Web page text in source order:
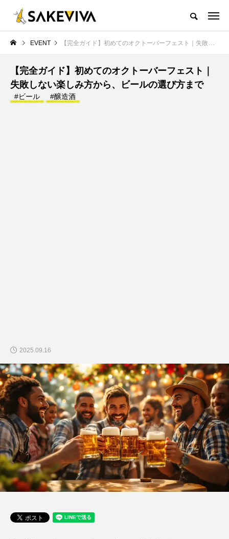
EVENT 【完全ガイド】初めてのオクトーバーフェスト｜失敗しない楽しみ方から、ビールの選び方まで
【完全ガイド】初めてのオクトーバーフェスト｜
失敗しない楽しみ方から、ビールの選び方まで
#ビール #醸造酒
2025.09.16